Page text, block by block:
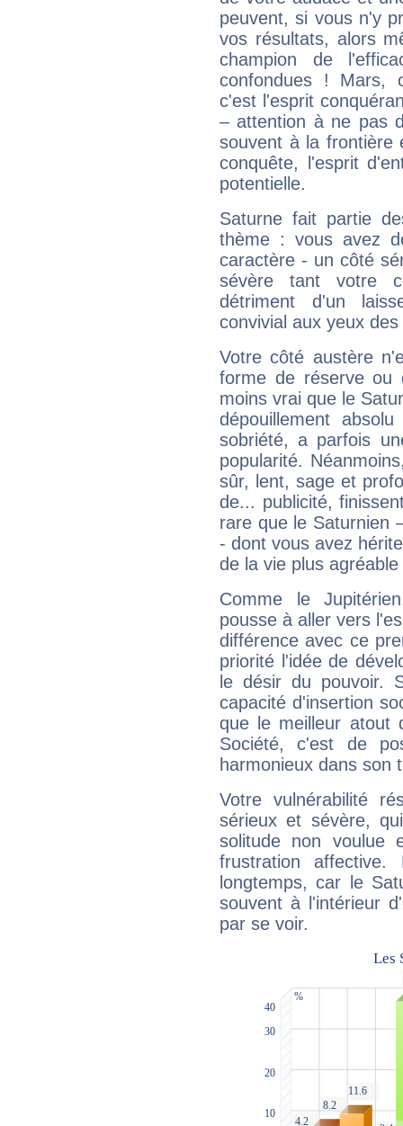
peuvent, si vous n'y
vos résultats, alors
champion de
confondues ! Mars,
c'est l'esprit
– attention à ne pas
souvent à la frontière
conquête, l'esprit
potentielle.
Saturne fait partie
thème : vous avez
caractère - un côté
sévère tant votre
détriment d'un
convivial aux yeux
Votre côté austère
forme de réserve
moins vrai que le
dépouillement
sobriété, a parfois
popularité.
sûr, lent, sage et
de... publicité,
rare que le Saturnien
- dont vous avez
de la vie plus
Comme le
pousse à aller vers
différence avec ce
priorité l'idée de
le désir du pouvoir.
capacité d'insertion
que le meilleur atout
Société, c'est de
harmonieux dans son
Votre vulnérabilité
sérieux et sévère,
solitude non voulue
frustration
longtemps, car le
souvent à l'intérieur
par se voir.